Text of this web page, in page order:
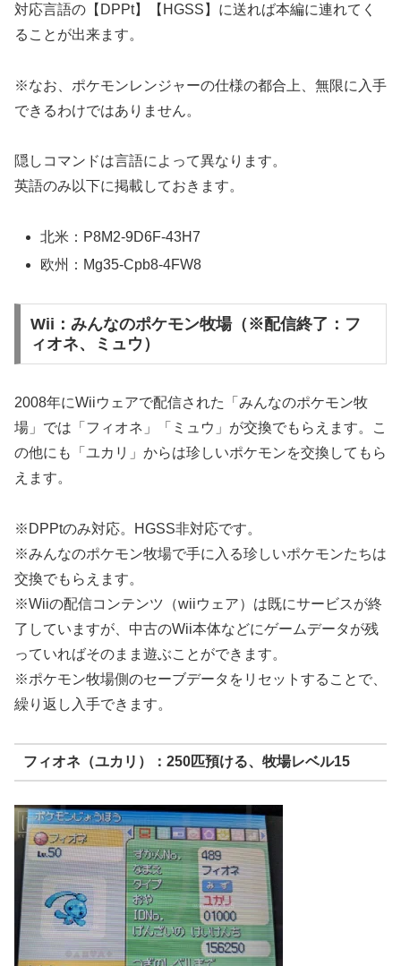
対応言語の【DPPt】【HGSS】に送れば本編に連れてく
ることが出来ます。
※なお、ポケモンレンジャーの仕様の都合上、無限に入手
できるわけではありません。
隠しコマンドは言語によって異なります。
英語のみ以下に掲載しておきます。
北米：P8M2-9D6F-43H7
欧州：Mg35-Cpb8-4FW8
Wii：みんなのポケモン牧場（※配信終了：フ
ィオネ、ミュウ）
2008年にWiiウェアで配信された「みんなのポケモン牧
場」では「フィオネ」「ミュウ」が交換でもらえます。こ
の他にも「ユカリ」からは珍しいポケモンを交換してもら
えます。
※DPPtのみ対応。HGSS非対応です。
※みんなのポケモン牧場で手に入る珍しいポケモンたちは
交換でもらえます。
※Wiiの配信コンテンツ（wiiウェア）は既にサービスが終
了していますが、中古のWii本体などにゲームデータが残
っていればそのまま遊ぶことができます。
※ポケモン牧場側のセーブデータをリセットすることで、
繰り返し入手できます。
フィオネ（ユカリ）：250匹預ける、牧場レベル15